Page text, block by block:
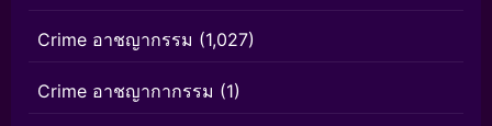
Crime อาชญากรรม (1,027)
Crime อาชญากากรรม (1)